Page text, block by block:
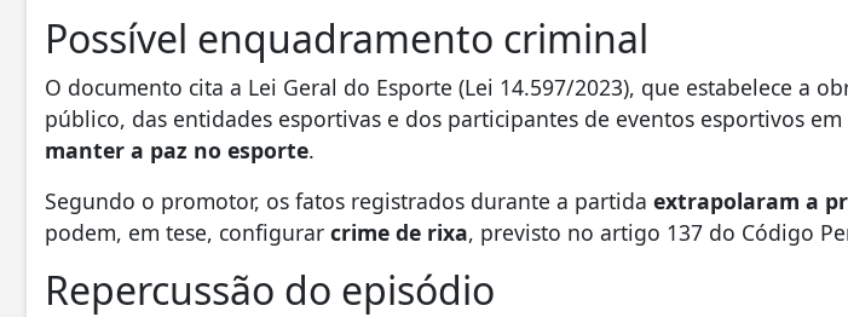
Possível enquadramento criminal
O documento cita a Lei Geral do Esporte (Lei 14.597/2023), que estabelece a
público, das entidades esportivas e dos participantes de eventos esportivos em
manter a paz no esporte.
Segundo o promotor, os fatos registrados durante a partida extrapolaram a
podem, em tese, configurar crime de rixa, previsto no artigo 137 do Código
Repercussão do episódio